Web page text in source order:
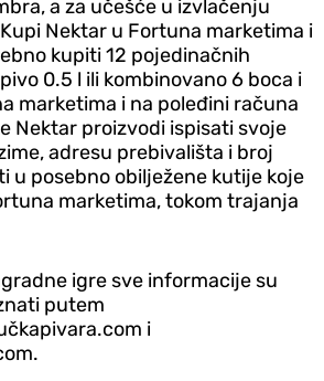
a za učešće u izvlačenju
Nektar u Fortuna marketima i
kupiti 12 pojedinačnih
0.5 l ili kombinovano 6 boca i
marketima i na poleđini računa
Nektar proizvodi ispisati svoje
adresu prebivališta i broj
u posebno obilježene kutije koje
marketima, tokom trajanja
igre sve informacije su
putem
i